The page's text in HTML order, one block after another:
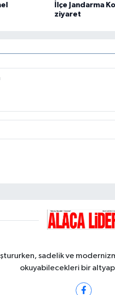
İlçe Jandarma
ziyaret
sadelik ve
okuyabilecekleri bir